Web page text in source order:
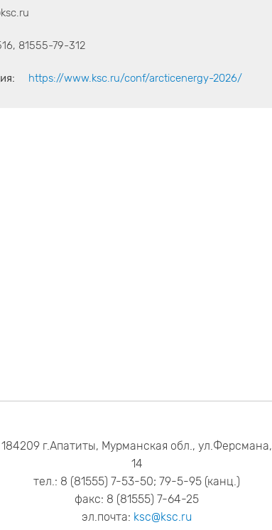
81555-79-312
https://www.ksc.ru/conf/arcticenergy-2026/
184209 г.Апатиты, Мурманская обл., ул.Ферсмана,
14
тел.: 8 (81555) 7-53-50; 79-5-95 (канц.)
факс: 8 (81555) 7-64-25
эл.почта: ksc@ksc.ru